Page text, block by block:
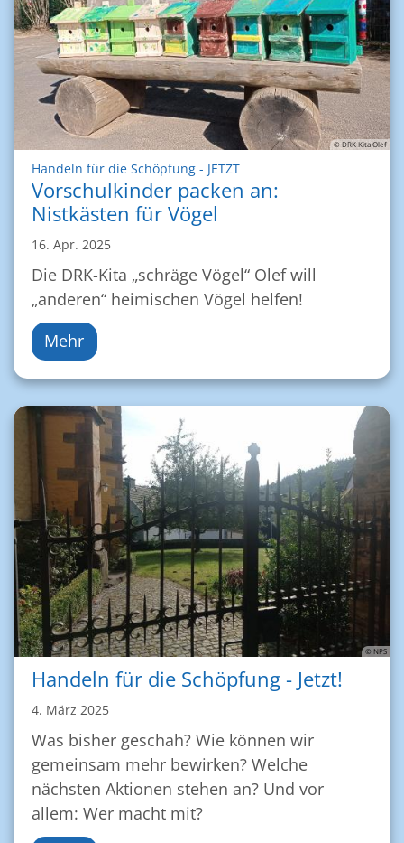
© DRK Kita Olef
Handeln für die Schöpfung - JETZT:
Vorschulkinder packen an:
Nistkästen für Vögel
16. Apr. 2025
Die DRK-Kita „schräge Vögel“ Olef will
„anderen“ heimischen Vögel helfen!
Mehr
© NPS
Handeln für die Schöpfung - Jetzt!
4. März 2025
Was bisher geschah? Wie können wir
gemeinsam mehr bewirken? Welche
nächsten Aktionen stehen an? Und vor
allem: Wer macht mit?